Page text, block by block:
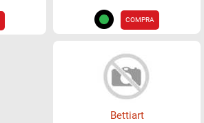
COMPRA
Bettiart